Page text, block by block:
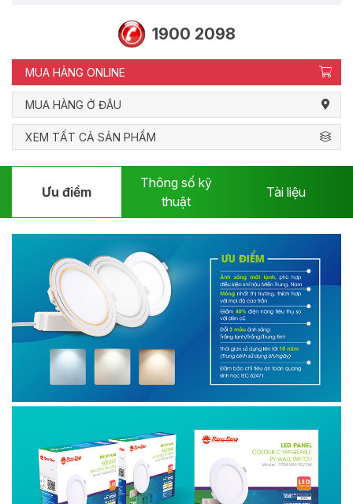
1900 2098
MUA HÀNG ONLINE
MUA HÀNG Ở ĐÂU
XEM TẤT CẢ SẢN PHẨM
Ưu điểm
Thông số kỹ
thuật
Tài liệu